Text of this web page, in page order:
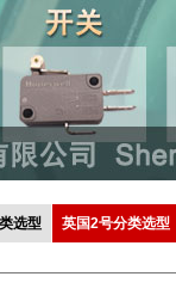
选型 英国2号分类选型